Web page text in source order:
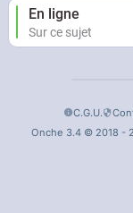
En ligne
Sur ce sujet
C.G.U.
Onche 3.4 © 2018 -